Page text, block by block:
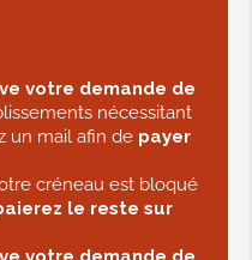
votre demande de
nécessitant
un mail afin de payer
créneau est bloqué
le reste sur